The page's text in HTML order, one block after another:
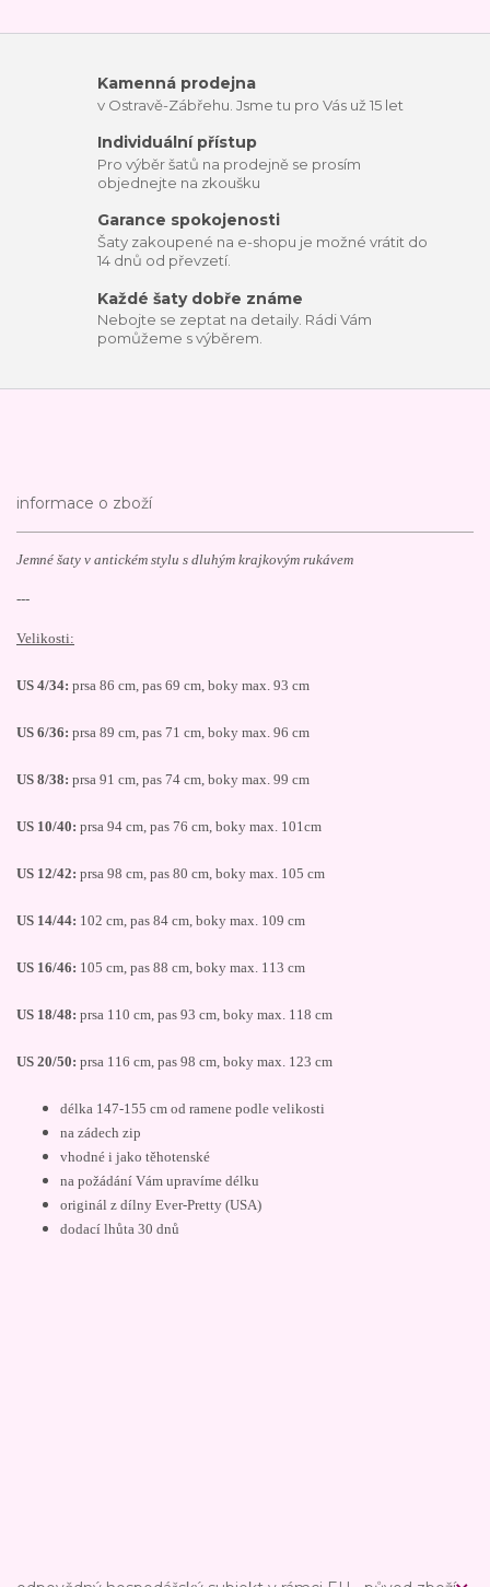
Kamenná prodejna
v Ostravě-Zábřehu. Jsme tu pro Vás už 15 let
Individuální přístup
Pro výběr šatů na prodejně se prosím
objednejte na zkoušku
Garance spokojenosti
Šaty zakoupené na e-shopu je možné vrátit do
14 dnů od převzetí.
Každé šaty dobře známe
Nebojte se zeptat na detaily. Rádi Vám
pomůžeme s výběrem.
informace o zboží
Jemné šaty v antickém stylu s dluhým krajkovým rukávem
---
Velikosti:
US 4/34: prsa 86 cm, pas 69 cm, boky max. 93 cm
US 6/36: prsa 89 cm, pas 71 cm, boky max. 96 cm
US 8/38: prsa 91 cm, pas 74 cm, boky max. 99 cm
US 10/40: prsa 94 cm, pas 76 cm, boky max. 101cm
US 12/42: prsa 98 cm, pas 80 cm, boky max. 105 cm
US 14/44: 102 cm, pas 84 cm, boky max. 109 cm
US 16/46: 105 cm, pas 88 cm, boky max. 113 cm
US 18/48: prsa 110 cm, pas 93 cm, boky max. 118 cm
US 20/50: prsa 116 cm, pas 98 cm, boky max. 123 cm
délka 147-155 cm od ramene podle velikosti
na zádech zip
vhodné i jako těhotenské
na požádání Vám upravíme délku
originál z dílny Ever-Pretty (USA)
dodací lhůta 30 dnů